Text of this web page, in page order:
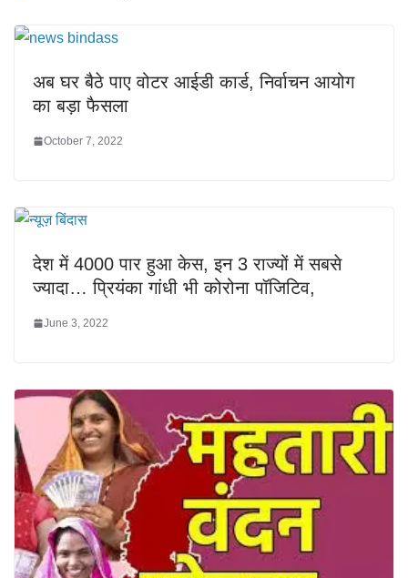
अब घर बैठे पाए वोटर आईडी कार्ड, निर्वाचन आयोग
का बड़ा फैसला
October 7, 2022
देश में 4000 पार हुआ केस, इन 3 राज्यों में सबसे
ज्यादा… प्रियंका गांधी भी कोरोना पॉजिटिव,
June 3, 2022